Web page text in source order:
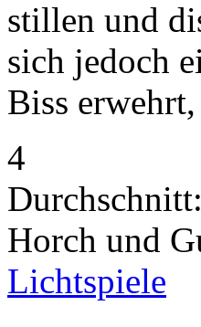
stillen und
sich jedoch
Biss
4
Durchschnitt:
Horch und
Lichtspiele